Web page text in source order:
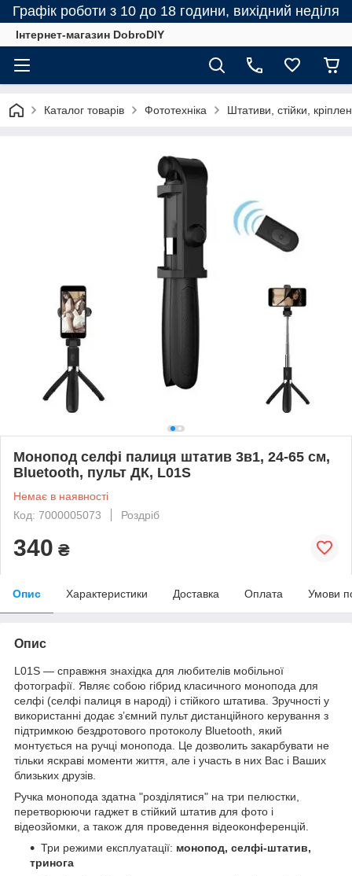
Графік роботи з 10 до 18 години, вихідний неділя
Інтернет-магазин DobroDIY
Каталог товарів Фототехніка Штативи, стійки,
Монопод селфі палиця штатив 3в1, 24-65 см,
Bluetooth, пульт ДК, L01S
Немає в наявності
Код: 7000005073
Роздріб
340 ₴
Опис Характеристики Доставка Оплата Умови
Опис
L01S — справжня знахідка для любителів мобільної
фотографії. Являє собою гібрид класичного монопода для
селфі (селфі палиця в народі) і стійкого штатива. Зручності у
використанні додає з’ємний пульт дистанційного керування з
підтримкою бездротового протоколу Bluetooth, який
монтується на ручці монопода. Це дозволить закарбувати не
тільки яскраві моменти життя, але і участь в них Вас і Ваших
близьких друзів.
Ручка монопода здатна "розділятися" на три пелюстки,
перетворюючи гаджет в стійкий штатив для фото і
відеозйомки, а також для проведення відеоконференцій.
Три режими експлуатації: монопод, селфі-штатив,
тринога